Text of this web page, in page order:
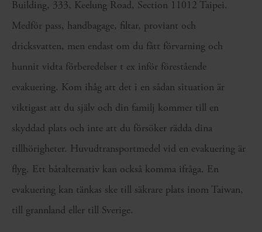
Building, 333, Keelung Road, Section 11012 Taipei.
Medför pass, handbagage, filtar, proviant och
dricksvatten, men endast om du fått förvarning och
hunnit vidta förberedelser t ex inför förestående
evakuering. Kom ihåg att det i en sådan situation är
viktigast att du själv och din familj kommer till en
skyddad plats och inte att du försöker rädda dina
tillhörigheter. Huvudtransportmedel vid en evakuering är
flyg. Ett båtalternativ kan också komma ifråga. En
evakuering kan tänkas ske till säkrare plats inom Taiwan,
till grannland eller till Sverige.